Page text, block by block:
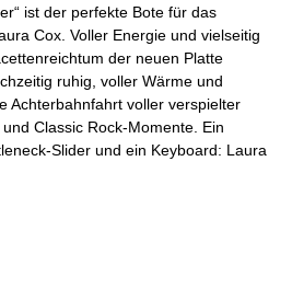
ist der perfekte Bote für das
Cox. Voller Energie und vielseitig
der neuen Platte
ruhig, voller Wärme und
Achterbahnfahrt voller verspielter
Classic Rock-Momente. Ein
Slider und ein Keyboard: Laura